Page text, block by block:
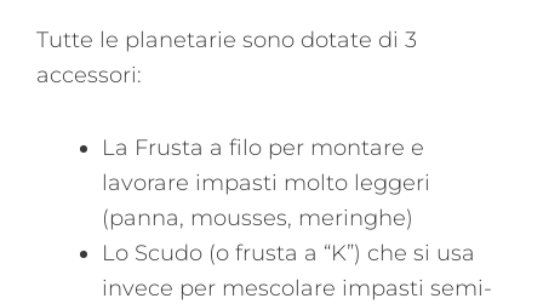
Tutte le planetarie sono dotate di 3
accessori:
La Frusta a filo per montare e
lavorare impasti molto leggeri
(panna, mousses, meringhe)
Lo Scudo (o frusta a “K”) che si usa
invece per mescolare impasti semi-